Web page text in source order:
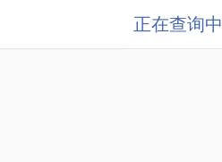
正在查询中